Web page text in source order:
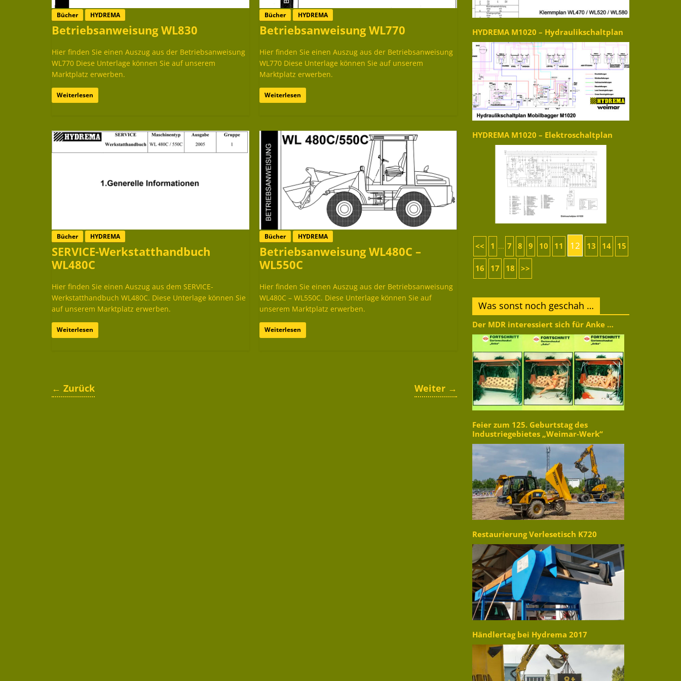
Bücher HYDREMA
Betriebsanweisung WL830
Hier finden Sie einen Auszug aus der Betriebsanweisung
WL770 Diese Unterlage können Sie auf unserem
Marktplatz erwerben.
Weiterlesen
Bücher HYDREMA
Betriebsanweisung WL770
Hier finden Sie einen Auszug aus der Betriebsanweisung
WL770 Diese Unterlage können Sie auf unserem
Marktplatz erwerben.
Weiterlesen
Bücher HYDREMA
SERVICE-Werkstatthandbuch
WL480C
Hier finden Sie einen Auszug aus dem SERVICE-
Werkstatthandbuch WL480C. Diese Unterlage können Sie
auf unserem Marktplatz erwerben.
Weiterlesen
Bücher HYDREMA
Betriebsanweisung WL480C –
WL550C
Hier finden Sie einen Auszug aus der Betriebsanweisung
WL480C – WL550C. Diese Unterlage können Sie auf
unserem Marktplatz erwerben.
Weiterlesen
← Zurück Weiter →
HYDREMA M1020 – Hydraulikschaltplan
HYDREMA M1020 – Elektroschaltplan
<< 1 ... 7 8 9 10 11 12 13 14 15
16 17 18 >>
Was sonst noch geschah …
Der MDR interessiert sich für Anke …
Feier zum 125. Geburtstag des
Industriegebietes „Weimar-Werk“
Restaurierung Verlesetisch K720
Händlertag bei Hydrema 2017